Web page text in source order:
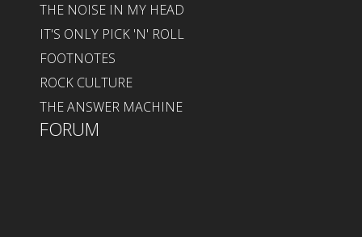
THE NOISE IN MY HEAD
IT'S ONLY PICK 'N' ROLL
FOOTNOTES
ROCK CULTURE
THE ANSWER MACHINE
FORUM